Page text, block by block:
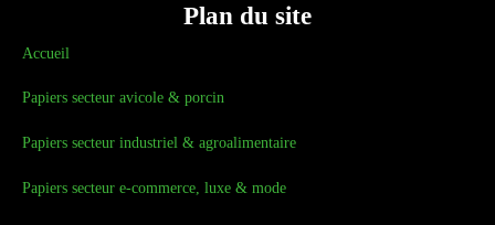
Plan du site
Accueil
Papiers secteur avicole & porcin
Papiers secteur industriel & agroalimentaire
Papiers secteur e-commerce, luxe & mode